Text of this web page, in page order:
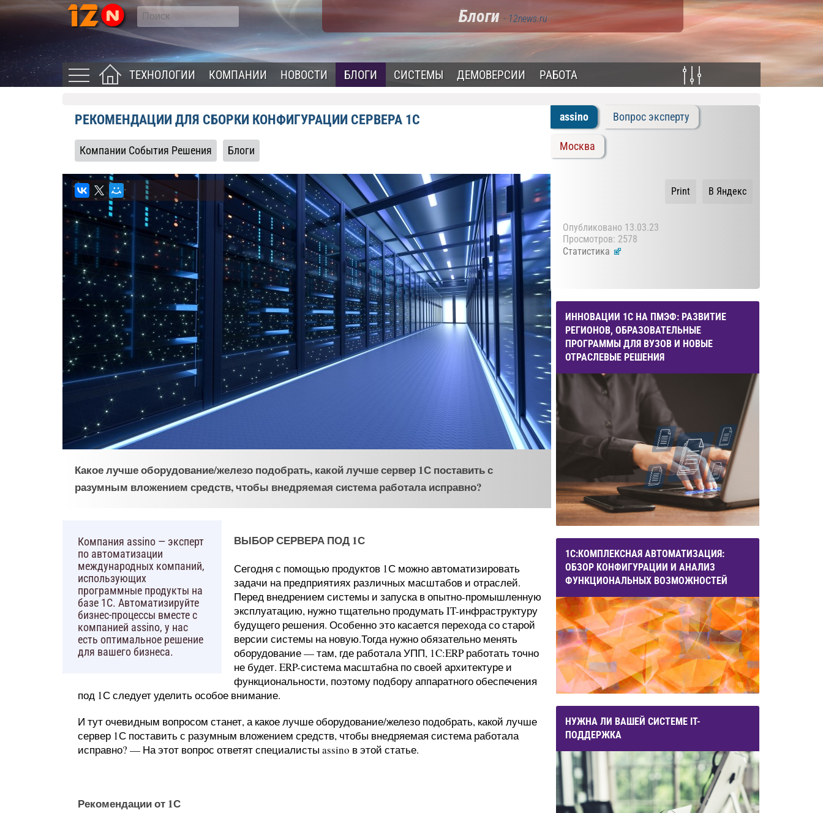
Блоги - 12news.ru
ТЕХНОЛОГИИ КОМПАНИИ НОВОСТИ БЛОГИ СИСТЕМЫ ДЕМОВЕРСИИ РАБОТА
РЕКОМЕНДАЦИИ ДЛЯ СБОРКИ КОНФИГУРАЦИИ СЕРВЕРА 1С
Компании События Решения Блоги
Какое лучше оборудование/железо подобрать, какой лучше сервер 1С поставить с
разумным вложением средств, чтобы внедряемая система работала исправно?
Компания assino — эксперт
по автоматизации
международных компаний,
использующих
программные продукты на
базе 1С. Автоматизируйте
бизнес-процессы вместе с
компанией assino, у нас
есть оптимальное решение
для вашего бизнеса.
ВЫБОР СЕРВЕРА ПОД 1С
Сегодня с помощью продуктов 1С можно автоматизировать
задачи на предприятиях различных масштабов и отраслей.
Перед внедрением системы и запуска в опытно-промышленную
эксплуатацию, нужно тщательно продумать IT-инфраструктуру
будущего решения. Особенно это касается перехода со старой
версии системы на новую.Тогда нужно обязательно менять
оборудование — там, где работала УПП, 1C:ERP работать точно
не будет. ERP-система масштабна по своей архитектуре и
функциональности, поэтому подбору аппаратного обеспечения
под 1С следует уделить особое внимание.
И тут очевидным вопросом станет, а какое лучше оборудование/железо подобрать, какой лучше
сервер 1С поставить с разумным вложением средств, чтобы внедряемая система работала
исправно? — На этот вопрос ответят специалисты assino в этой статье.
Рекомендации от 1С
assino Вопрос эксперту
Москва
В Яндекс
Print
Опубликовано 13.03.23
Просмотров: 2578
Статистика
ИННОВАЦИИ 1С НА ПМЭФ: РАЗВИТИЕ
РЕГИОНОВ, ОБРАЗОВАТЕЛЬНЫЕ
ПРОГРАММЫ ДЛЯ ВУЗОВ И НОВЫЕ
ОТРАСЛЕВЫЕ РЕШЕНИЯ
1С:КОМПЛЕКСНАЯ АВТОМАТИЗАЦИЯ:
ОБЗОР КОНФИГУРАЦИИ И АНАЛИЗ
ФУНКЦИОНАЛЬНЫХ ВОЗМОЖНОСТЕЙ
НУЖНА ЛИ ВАШЕЙ СИСТЕМЕ IT-
ПОДДЕРЖКА